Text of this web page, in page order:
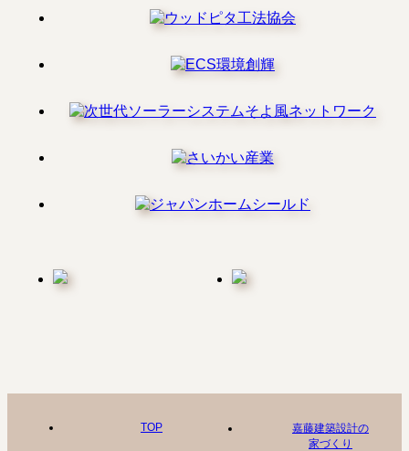
TOP
嘉藤建築設計の
家づくり